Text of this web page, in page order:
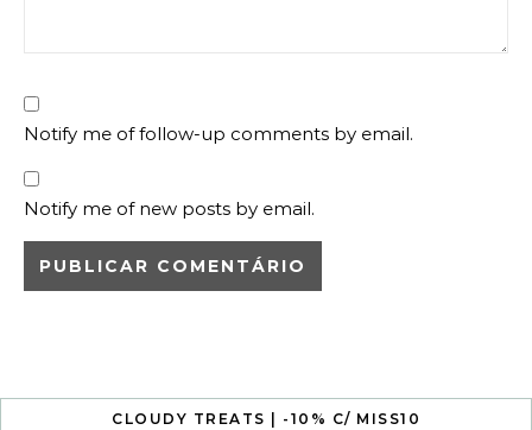
Notify me of follow-up comments by email.
Notify me of new posts by email.
CLOUDY TREATS | -10% C/ MISS10